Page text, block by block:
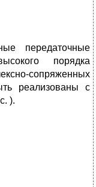
передаточные
порядка
сопряженных
реализованы с
).